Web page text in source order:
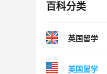
百科分类
英国留学
美国留学